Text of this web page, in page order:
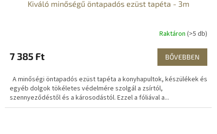
Kiváló minőségű öntapadós ezüst tapéta - 3m
Raktáron (>5 db)
7 385 Ft BŐVEBBEN
A minőségi öntapadós ezüst tapéta a konyhapultok, készülékek és
egyéb dolgok tökéletes védelmére szolgál a zsírtól,
szennyeződéstől és a károsodástól. Ezzel a fóliával a...